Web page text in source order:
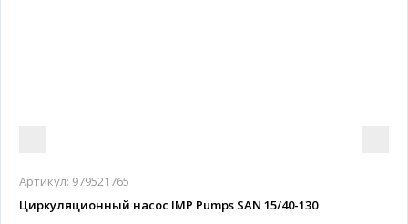
Артикул: 979521765
Циркуляционный насос IMP Pumps SAN 15/40-130